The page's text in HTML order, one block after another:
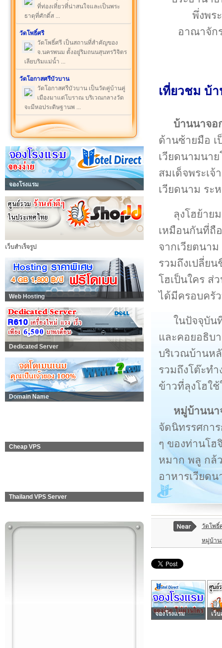
ที่ท่องเที่ยวที่น่าสนใจและเป็นพระ
ธาตุที่ศักดิ์ส ...
วัดโพธิ์ศรี
วัดโพธิ์ศรี เป็นสถานที่สำคัญของ
จ.นครพนม ตั้งอยู่ริมถนนสุนทรวิจิตร
เลียบริมแม่น้ำ ...
วัดโอกาสศรีบัวบาน
วัดโอกาสศรีบัวบาน เป็นวัดคู่บ้านคู่
เมืองมาแต่โบราณ บริเวณกลางวัด
จะมีหอประดิษฐานพ ...
จองโรงแรม
เว็บสำเร็จรูป
Web Hosting
Dedicated Server
Domain Name
Cheap VPS
Thailand VPS Server
พึ่งพร
อาณาจัก
เที่ยวชม บ้
บ้านนาจอ
ด้านซ้ายมือ
เวียดนามนา
สมเด็จพระเ
เวียดนาม ระ
ลุงโฮย้าย
เหมือนกันที่ถื
จากเวียตนา
รวมถึงเปลี่ยน
โฮเป็นใคร ส่
ได้มีครอบครั
ในปัจจุบัน
และคอยอธิบ
บริเวณบ้านห
รวมถึงโต๊ะท
ข้าวที่ลุงโฮใ
หมู่บ้านนา
จัดนิทรรศกา
ๆ ของท่านโ
หมาก พลู กล้
อาหารเวียด
วัดโพธิ์
หมู่บ้าน
จองโรงแรม เว็